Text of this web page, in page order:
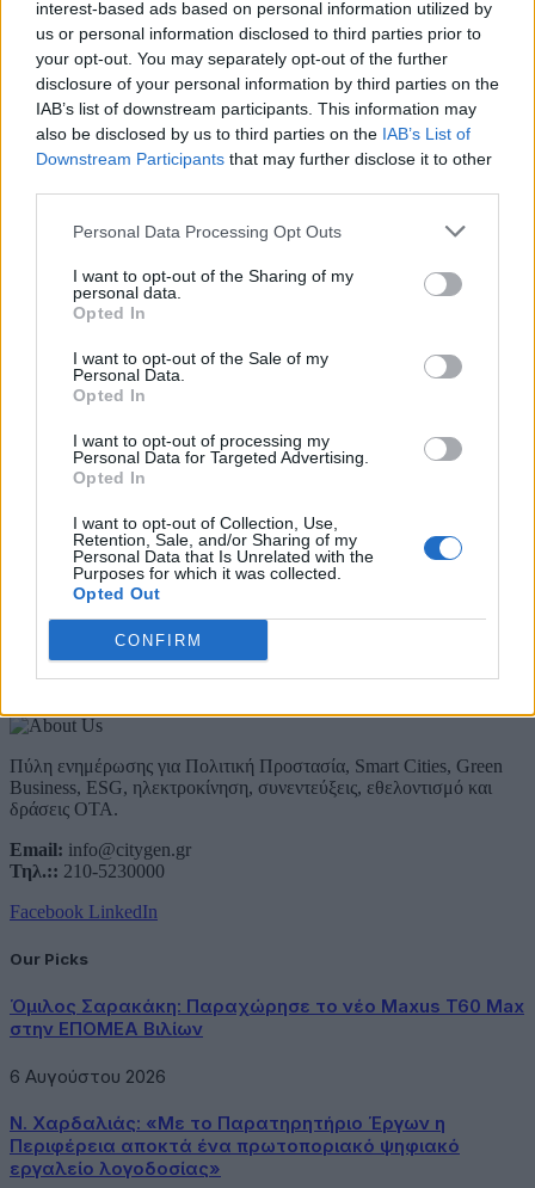
interest-based ads based on personal information utilized by
us or personal information disclosed to third parties prior to
your opt-out. You may separately opt-out of the further
disclosure of your personal information by third parties on the
IAB’s list of downstream participants. This information may
also be disclosed by us to third parties on the IAB’s List of
Downstream Participants that may further disclose it to other
Personal Data Processing Opt Outs
I want to opt-out of the Sharing of my
personal data.
Opted In
I want to opt-out of the Sale of my
Personal Data.
Opted In
I want to opt-out of processing my
Personal Data for Targeted Advertising.
Opted In
I want to opt-out of Collection, Use,
Retention, Sale, and/or Sharing of my
Personal Data that Is Unrelated with the
Purposes for which it was collected.
Opted Out
CONFIRM
6 Αυγούστου 2026
Δήμος Αθηναίων: 43 σχολικές αυλές γίνονται πιο
πράσινες και πιο δροσερές
5 Αυγούστου 2026
Η FARIA Renewables προχώρησε στην ηλεκτροδότηση
του αιολικού πάρκου Faria Αίολος Λάρυμνα
5 Αυγούστου 2026
ΥΠΕΝ: Διευρύνεται ο κατάλογος των
Προστατευόμενων Τοπίων σε 12
4 Αυγούστου 2026
Newsletter Citygen.gr
Λάβετε όλα τα τελευταία νέα από τον χώρο της Πολιτικής
Προστασίας, του ESG, του Green Business και των ΟΤΑ
Συμφωνώ με την Πολιτική Δεδομένων
About Us
Πύλη ενημέρωσης για Πολιτική Προστασία, Smart Cities, Green
Business, ESG, ηλεκτροκίνηση, συνεντεύξεις, εθελοντισμό και
δράσεις ΟΤΑ.
Email: info@citygen.gr
Τηλ.:: 210-5230000
Facebook LinkedIn
Our Picks
Όμιλος Σαρακάκη: Παραχώρησε το νέο Maxus T60 Max
στην ΕΠΟΜΕΑ Βιλίων
6 Αυγούστου 2026
Ν. Χαρδαλιάς: «Με το Παρατηρητήριο Έργων η
Περιφέρεια αποκτά ένα πρωτοποριακό ψηφιακό
εργαλείο λογοδοσίας»